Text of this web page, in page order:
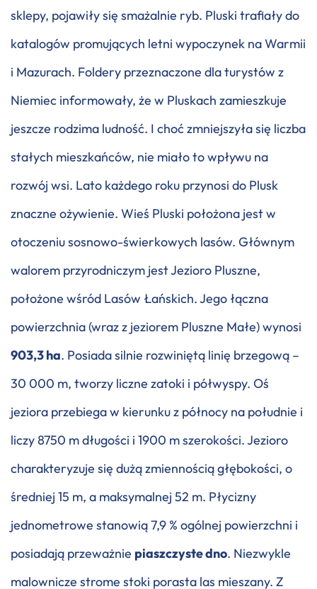
sklepy, pojawiły się smażalnie ryb. Pluski trafiały do
katalogów promujących letni wypoczynek na Warmii
i Mazurach. Foldery przeznaczone dla turystów z
Niemiec informowały, że w Pluskach zamieszkuje
jeszcze rodzima ludność. I choć zmniejszyła się liczba
stałych mieszkańców, nie miało to wpływu na
rozwój wsi. Lato każdego roku przynosi do Plusk
znaczne ożywienie. Wieś Pluski położona jest w
otoczeniu sosnowo-świerkowych lasów. Głównym
walorem przyrodniczym jest Jezioro Pluszne,
położone wśród Lasów Łańskich. Jego łączna
powierzchnia (wraz z jeziorem Pluszne Małe) wynosi
903,3 ha. Posiada silnie rozwiniętą linię brzegową –
30 000 m, tworzy liczne zatoki i półwyspy. Oś
jeziora przebiega w kierunku z północy na południe i
liczy 8750 m długości i 1900 m szerokości. Jezioro
charakteryzuje się dużą zmiennością głębokości, o
średniej 15 m, a maksymalnej 52 m. Płycizny
jednometrowe stanowią 7,9 % ogólnej powierzchni i
posiadają przeważnie piaszczyste dno. Niezwykle
malownicze strome stoki porasta las mieszany. Z